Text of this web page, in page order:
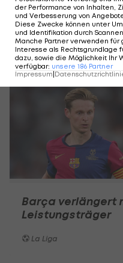
Mehr zum
Barça verlängert
Leistungsträger
La Liga
der Performance von Inhalten,
und Verbesserung von
Diese Zwecke können unter
und Identifikation durch
Manche Partner verwenden
Interesse als Rechtsgrundlage
dazu, sowie die Möglichkeit Ihr
verfügbar: unsere 186 Partner
Impressum